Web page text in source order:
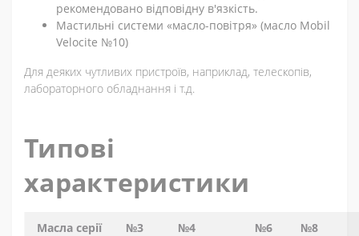
рекомендовано відповідну в'язкість.
Мастильні системи «масло-повітря» (масло Mobil
Velocite №10)
Для деяких чутливих пристроїв, наприклад, телескопів,
лабораторного обладнання і т.д.
Типові
характеристики
Масла серії
№3 №4 №6 №8